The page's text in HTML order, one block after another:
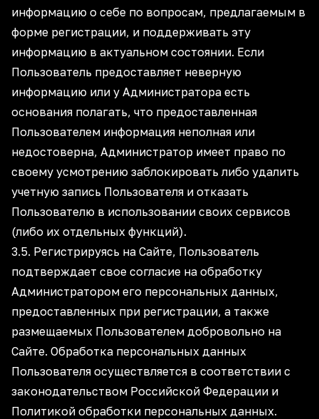
информацию о себе по вопросам, предлагаемым в
форме регистрации, и поддерживать эту
информацию в актуальном состоянии. Если
Пользователь предоставляет неверную
информацию или у Администратора есть
основания полагать, что предоставленная
Пользователем информация неполная или
недостоверна, Администратор имеет право по
своему усмотрению заблокировать либо удалить
учетную запись Пользователя и отказать
Пользователю в использовании своих сервисов
(либо их отдельных функций).
3.5. Регистрируясь на Сайте, Пользователь
подтверждает свое согласие на обработку
Администратором его персональных данных,
предоставленных при регистрации, а также
размещаемых Пользователем добровольно на
Сайте. Обработка персональных данных
Пользователя осуществляется в соответствии с
законодательством Российской Федерации и
Политикой обработки персональных данных.